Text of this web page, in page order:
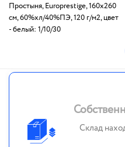
Простыня, Europrestige, 160х260
см, 60%хл/40%ПЭ, 120 г/м2, цвет
- белый: 1/10/30
Склад